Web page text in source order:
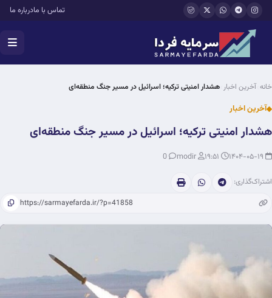
رفتن به محتوای اصلی تماس با مادرباره ما
خانه آخرین اخبار هشدار امنیتی ترکیه؛ اسرائیل در مسیر جنگ منطقه‌ای
آخرین اخبار
هشدار امنیتی ترکیه؛ اسرائیل در مسیر جنگ منطقه‌ای
اشتراک‌گذاری: